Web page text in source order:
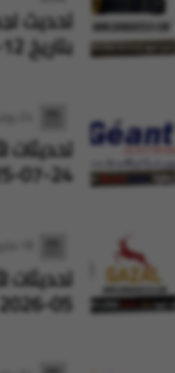
بتاريخ 12-02-2026
24-07-2025
05-2026